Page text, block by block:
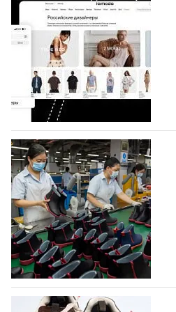
Shoes
Компания BALLINA
Co., Ltd., основанная в 2011
Гуанчжоу, столице моды
профессиональной обувной
объединяющей разработку,
07.08.2026 647
На платформе Lamoda -
условия продвижения
дизайнерских марок
Российский маркетплейс
раздел для продажи
дизайнерских марок одежды,
Бренды также получат
06.08.2026 829
Объем мирового